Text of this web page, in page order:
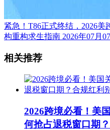
紧急！T86正式终结，2026
构重构求生指南 2026年07月
相关推荐
2026跨境必看！美
何抢占退税窗口期